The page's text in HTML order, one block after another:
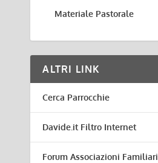
Materiale Pastorale
ALTRI LINK
Cerca Parrocchie
Davide.it Filtro Internet
Forum Associazioni Familiari